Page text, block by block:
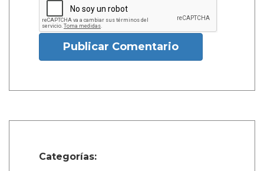
Publicar Comentario
Categorías: